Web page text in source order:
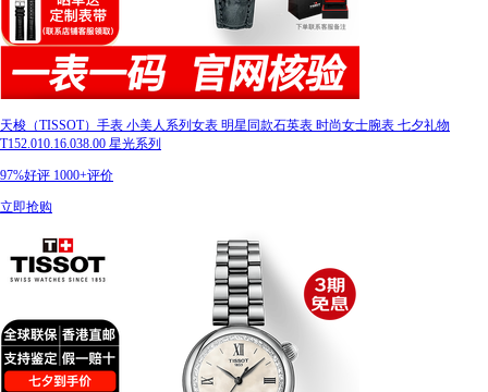
天梭（TISSOT）手表 小美人系列女表 明星同款石英表 时尚女士腕表 七夕礼物
T152.010.16.038.00 星光系列
97%好评 1000+评价
立即抢购